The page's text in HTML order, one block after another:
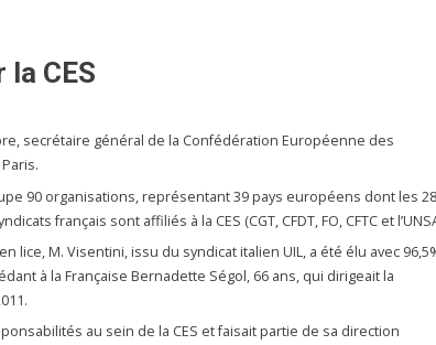
la CES
secrétaire général de la Confédération Européenne des
90 organisations, représentant 39 pays européens dont les 28
français sont affiliés à la CES (CGT, CFDT, FO, CFTC et
lice, M. Visentini, issu du syndicat italien UIL, a été élu avec
à la Française Bernadette Ségol, 66 ans, qui dirigeait la
au sein de la CES et faisait partie de sa direction